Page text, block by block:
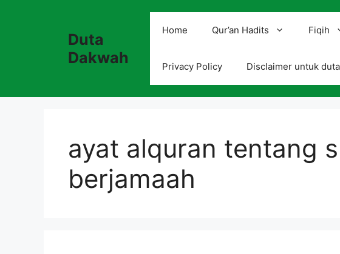
Duta
Dakwah
Home Qur’an Hadits Fiqih
Privacy Policy Disclaimer untuk
ayat alquran tentang
berjamaah